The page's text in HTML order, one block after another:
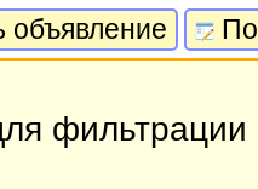
объявление
фильтрации